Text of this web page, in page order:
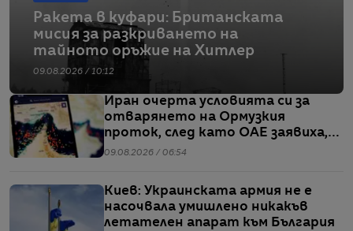
Ракета в куфари: Британската
мисия за разкриването на
тайното оръжие на Хитлер
09.08.2026 / 10:12
Иран очерта условията си за
отварянето на Ормузкия
проток, след като ОАЕ заявиха,
че един от корабите им е бил
09.08.2026 / 06:54
Киев: Украинската армия не е
насочвала умишлено никакъв
летателен апарат към България